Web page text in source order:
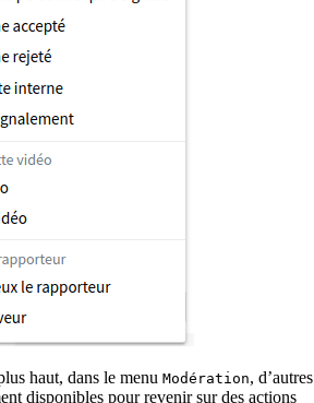
haut, dans le menu Modération, d’autres
disponibles pour revenir sur des actions